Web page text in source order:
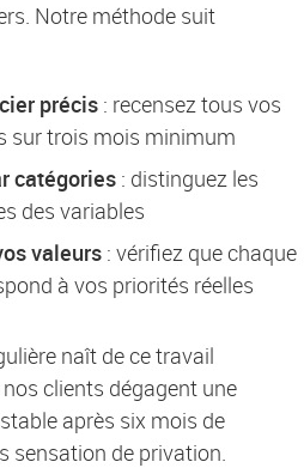
Notre méthode suit
précis : recensez tous vos
sur trois mois minimum
catégories : distinguez les
des variables
valeurs : vérifiez que chaque
à vos priorités réelles
naît de ce travail
clients dégagent une
après six mois de
sensation de privation.